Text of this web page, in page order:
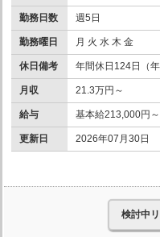
勤務日数 週5日
勤務曜日 月 火 水 木 金
休日備考 年間休日124日（
月収 21.3万円～
給与 基本給213,000円
更新日 2026年07月30日
検討中